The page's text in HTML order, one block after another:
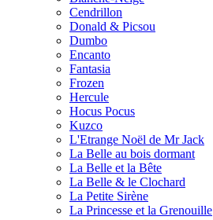
Cendrillon
Donald & Picsou
Dumbo
Encanto
Fantasia
Frozen
Hercule
Hocus Pocus
Kuzco
L'Etrange Noël de Mr Jack
La Belle au bois dormant
La Belle et la Bête
La Belle & le Clochard
La Petite Sirène
La Princesse et la Grenouille